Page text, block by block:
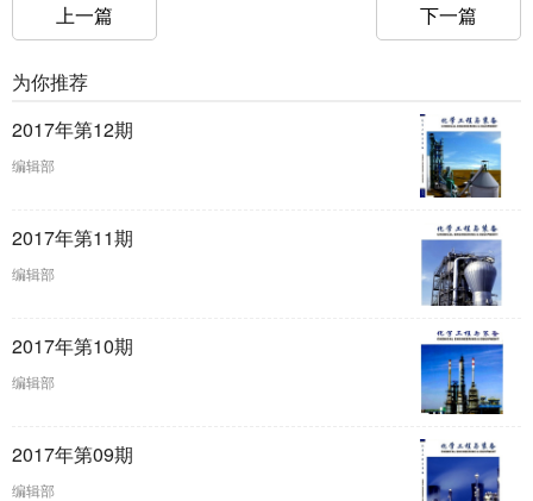
上一篇 下一篇
为你推荐
2017年第12期
编辑部
2017年第11期
编辑部
2017年第10期
编辑部
2017年第09期
编辑部